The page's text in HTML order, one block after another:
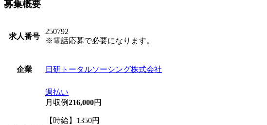
募集概要
求人番号
250792
※電話応募で必要になります。
企業 日研トータルソーシング株式会社
週払い
月収例216,000円
【時給】1350円